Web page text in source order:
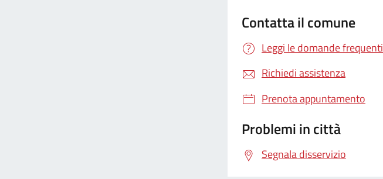
Contatta il comune
Leggi le domande frequenti
Richiedi assistenza
Prenota appuntamento
Problemi in città
Segnala disservizio